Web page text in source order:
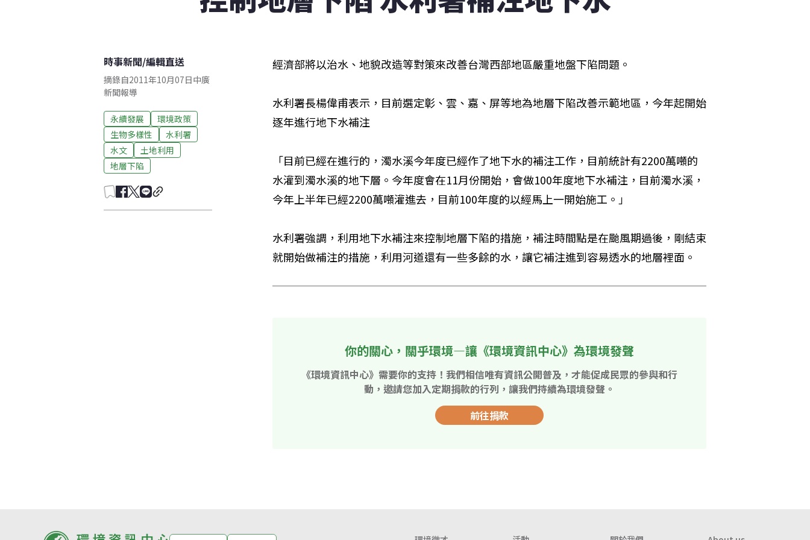
時事新聞/編輯直送
摘錄自2011年10月07日中廣
新聞報導
永續發展
環境政策
生物多樣性
水利署
水文
土地利用
地層下陷
經濟部將以治水、地貌改造等對策來改善台灣西部地區嚴重地盤下陷問題。
水利署長楊偉甫表示，目前選定彰、雲、嘉、屏等地為地層下陷改善示範地區，今年起開始
逐年進行地下水補注
「目前已經在進行的，濁水溪今年度已經作了地下水的補注工作，目前統計有2200萬噸的
水灌到濁水溪的地下層。今年度會在11月份開始，會做100年度地下水補注，目前濁水溪，
今年上半年已經2200萬噸灌進去，目前100年度的以經馬上一開始施工。」
水利署強調，利用地下水補注來控制地層下陷的措施，補注時間點是在颱風期過後，剛結束
就開始做補注的措施，利用河道還有一些多餘的水，讓它補注進到容易透水的地層裡面。
你的關心，關乎環境—讓《環境資訊中心》為環境發聲
《環境資訊中心》需要你的支持！我們相信唯有資訊公開普及，才能促成民眾的參與和行
動，邀請您加入定期捐款的行列，讓我們持續為環境發聲。
前往捐款